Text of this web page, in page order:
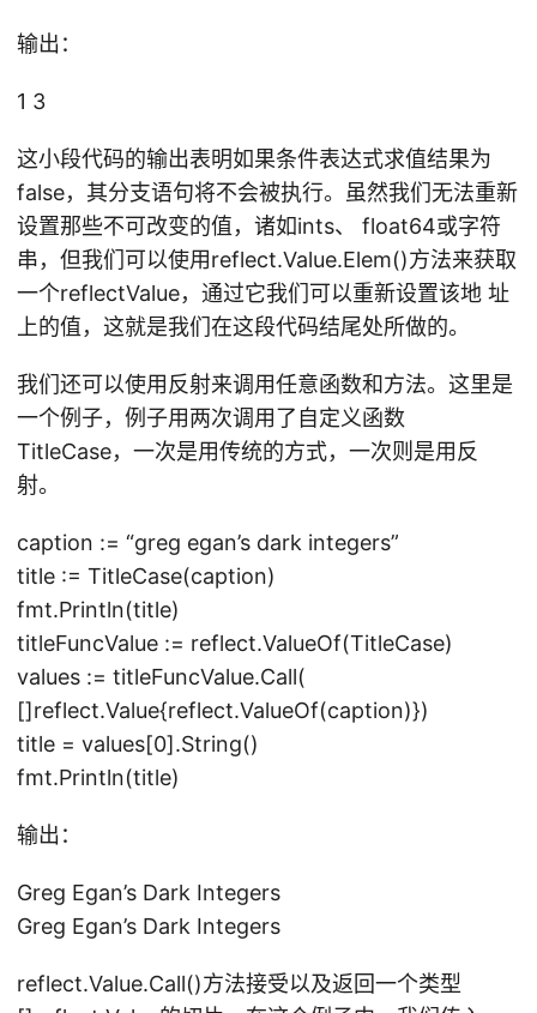
输出：
1 3
这小段代码的输出表明如果条件表达式求值结果为
false，其分支语句将不会被执行。虽然我们无法重新
设置那些不可改变的值，诸如ints、 float64或字符
串，但我们可以使用reflect.Value.Elem()方法来获取
一个reflectValue，通过它我们可以重新设置该地 址
上的值，这就是我们在这段代码结尾处所做的。
我们还可以使用反射来调用任意函数和方法。这里是
一个例子，例子用两次调用了自定义函数
TitleCase，一次是用传统的方式，一次则是用反
射。
caption := “greg egan’s dark integers”
title := TitleCase(caption)
fmt.Println(title)
titleFuncValue := reflect.ValueOf(TitleCase)
values := titleFuncValue.Call(
[]reflect.Value{reflect.ValueOf(caption)})
title = values[0].String()
fmt.Println(title)
输出：
Greg Egan’s Dark Integers
Greg Egan’s Dark Integers
reflect.Value.Call()方法接受以及返回一个类型